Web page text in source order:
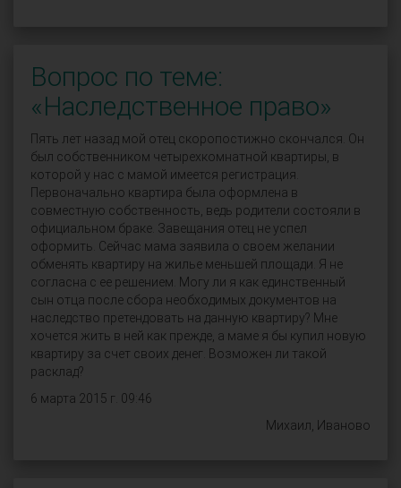
Вопрос по теме:
«Наследственное право»
Пять лет назад мой отец скоропостижно скончался. Он
был собственником четырехкомнатной квартиры, в
которой у нас с мамой имеется регистрация.
Первоначально квартира была оформлена в
совместную собственность, ведь родители состояли в
официальном браке. Завещания отец не успел
оформить. Сейчас мама заявила о своем желании
обменять квартиру на жилье меньшей площади. Я не
согласна с ее решением. Могу ли я как единственный
сын отца после сбора необходимых документов на
наследство претендовать на данную квартиру? Мне
хочется жить в ней как прежде, а маме я бы купил новую
квартиру за счет своих денег. Возможен ли такой
расклад?
6 марта 2015 г. 09:46
Михаил, Иваново